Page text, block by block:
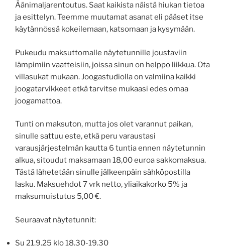
Äänimaljarentoutus. Saat kaikista näistä hiukan tietoa
ja esittelyn. Teemme muutamat asanat eli pääset itse
käytännössä kokeilemaan, katsomaan ja kysymään.
Pukeudu maksuttomalle näytetunnille joustaviin
lämpimiin vaatteisiin, joissa sinun on helppo liikkua. Ota
villasukat mukaan. Joogastudiolla on valmiina kaikki
joogatarvikkeet etkä tarvitse mukaasi edes omaa
joogamattoa.
Tunti on maksuton, mutta jos olet varannut paikan,
sinulle sattuu este, etkä peru varaustasi
varausjärjestelmän kautta 6 tuntia ennen näytetunnin
alkua, sitoudut maksamaan 18,00 euroa sakkomaksua.
Tästä lähetetään sinulle jälkeenpäin sähköpostilla
lasku. Maksuehdot 7 vrk netto, yliaikakorko 5% ja
maksumuistutus 5,00 €.
Seuraavat näytetunnit:
Su 21.9.25 klo 18.30-19.30